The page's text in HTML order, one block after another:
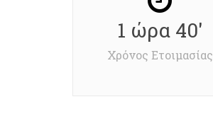
1 ώρα 40'
Χρόνος Ετοιμασίας